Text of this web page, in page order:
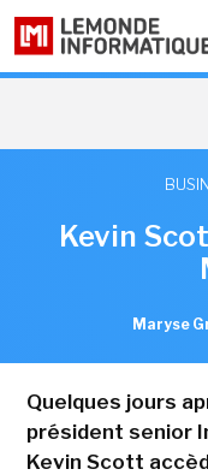
Kevin
Maryse
Quelques jours
président senior
Kevin Scott